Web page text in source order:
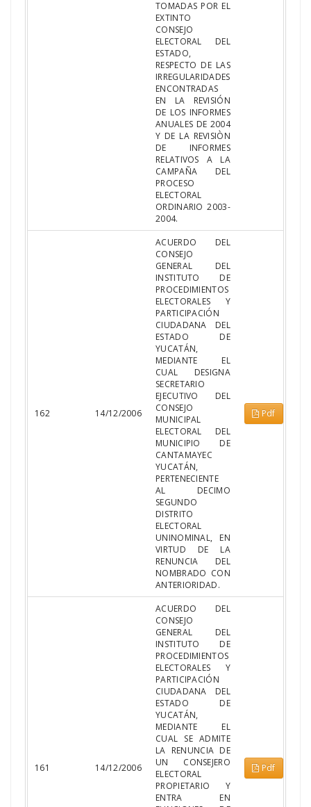
TOMADAS POR EL
EXTINTO
CONSEJO
ELECTORAL DEL
ESTADO,
RESPECTO DE LAS
IRREGULARIDADES
ENCONTRADAS
EN LA REVISIÓN
DE LOS INFORMES
ANUALES DE 2004
Y DE LA REVISIÒN
DE INFORMES
RELATIVOS A LA
CAMPAÑA DEL
PROCESO
ELECTORAL
ORDINARIO 2003-
2004.
162 14/12/2006
ACUERDO DEL
CONSEJO
GENERAL DEL
INSTITUTO DE
PROCEDIMIENTOS
ELECTORALES Y
PARTICIPACIÓN
CIUDADANA DEL
ESTADO DE
YUCATÁN,
MEDIANTE EL
CUAL DESIGNA
SECRETARIO
EJECUTIVO DEL
CONSEJO
MUNICIPAL
ELECTORAL DEL
MUNICIPIO DE
CANTAMAYEC
YUCATÁN,
PERTENECIENTE
AL DECIMO
SEGUNDO
DISTRITO
ELECTORAL
UNINOMINAL, EN
VIRTUD DE LA
RENUNCIA DEL
NOMBRADO CON
ANTERIORIDAD.
Pdf
161 14/12/2006
ACUERDO DEL
CONSEJO
GENERAL DEL
INSTITUTO DE
PROCEDIMIENTOS
ELECTORALES Y
PARTICIPACIÓN
CIUDADANA DEL
ESTADO DE
YUCATÁN,
MEDIANTE EL
CUAL SE ADMITE
LA RENUNCIA DE
UN CONSEJERO
ELECTORAL
PROPIETARIO Y
ENTRA EN
Pdf